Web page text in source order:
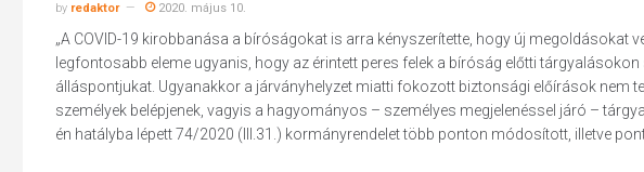
Hit enter to search or ESC to close
by redaktor 2020. május 10.
„A COVID-19 kirobbanása a bíróságokat is arra kényszerítette, hogy új megoldásokat
legfontosabb eleme ugyanis, hogy az érintett peres felek a bíróság előtti
álláspontjukat. Ugyanakkor a járványhelyzet miatti fokozott biztonsági előírások nem
személyek belépjenek, vagyis a hagyományos – személyes megjelenéssel járó –
én hatályba lépett 74/2020 (III.31.) kormányrendelet több ponton módosított, illetve